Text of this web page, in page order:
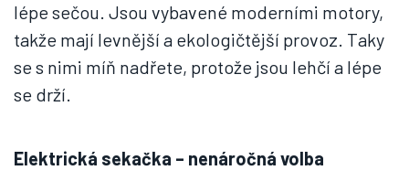
lépe sečou. Jsou vybavené moderními motory,
takže mají levnější a ekologičtější provoz. Taky
se s nimi míň nadřete, protože jsou lehčí a lépe
se drží.
Elektrická sekačka – nenáročná volba